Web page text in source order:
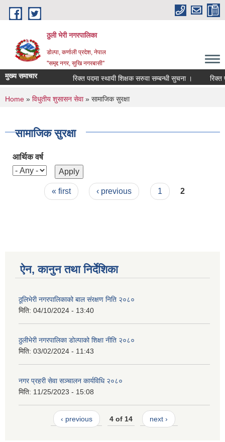
Skip to main content
ठुली भेरी नगरपालिका
डाेल्पा, कर्णाली प्रदेश, नेपाल
''समृद्द नगर, सुखि नगरबासी''
मुख्य समाचार रिक्त पदमा स्थायी शिक्षक सरुवा सम्बन्धी सुचना । रिक्त
You are here
Home » विधुतीय शुसासन सेवा» सामाजिक सुरक्षा
सामाजिक सुरक्षा
आर्थिक वर्ष
Pages« first ‹ previous 1 2
ऐन, कानुन तथा निर्देशिका
ठूलिभेरी नगरपालिकाको बाल संरक्षण निति २०८०
मिति: 04/10/2024 - 13:40
ठुलीभेरी नगरपालिका डोल्पाको शिक्षा नीति २०८०
मिति: 03/02/2024 - 11:43
नगर प्रहरी सेवा सञ्चालन कार्यविधि २०८०
मिति: 11/25/2023 - 15:08
‹ previous 4 of 14 next ›